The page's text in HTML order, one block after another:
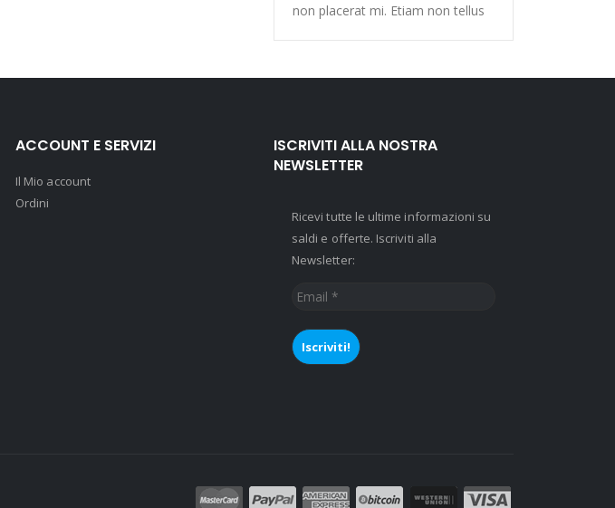
non placerat mi. Etiam non tellus
ACCOUNT E SERVIZI
Il Mio account
Ordini
ISCRIVITI ALLA NOSTRA
NEWSLETTER
Ricevi tutte le ultime informazioni su
saldi e offerte. Iscriviti alla
Newsletter:
Email